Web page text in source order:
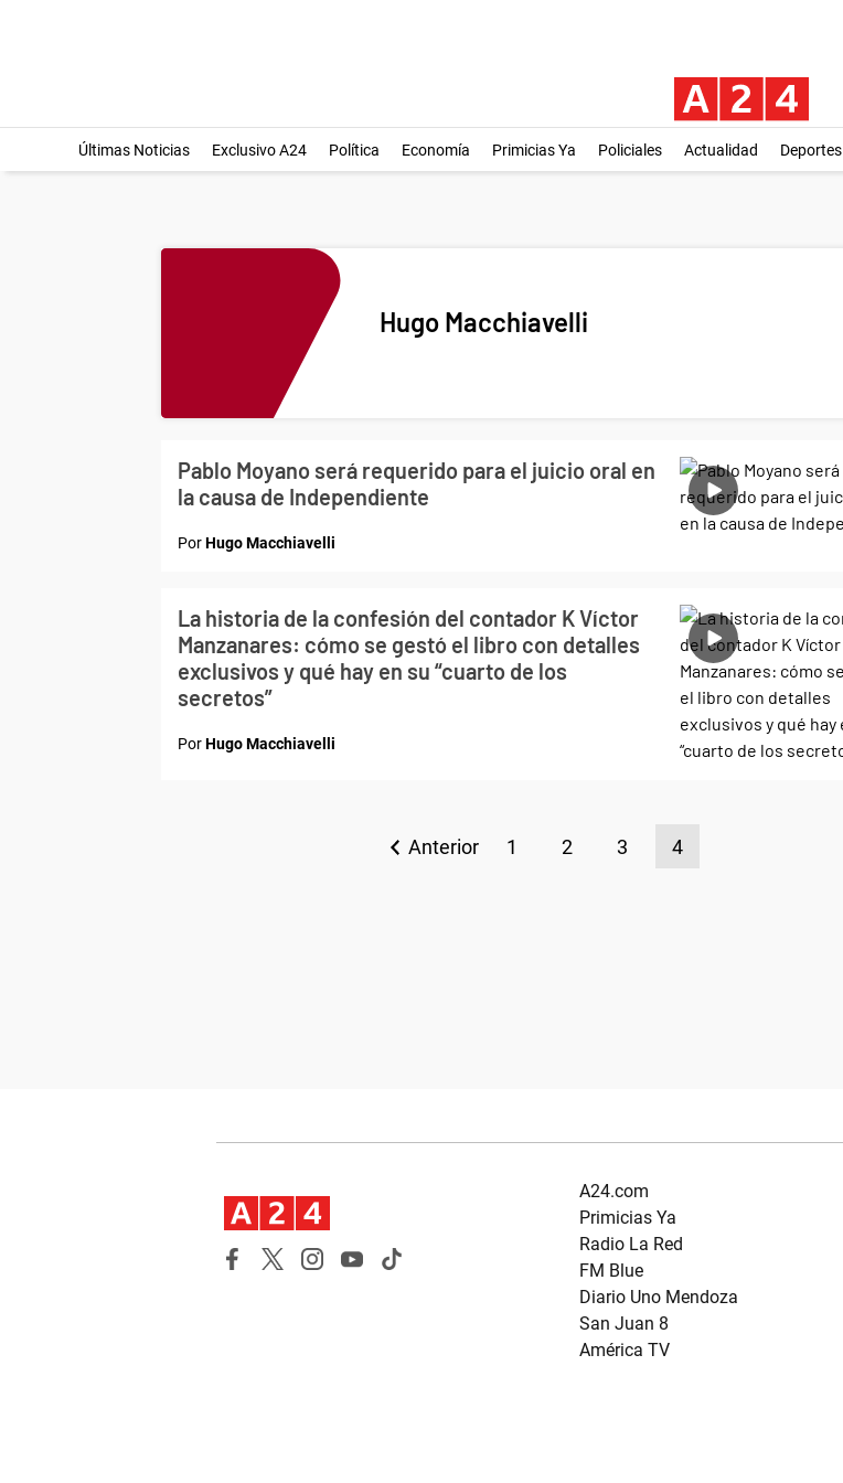
Últimas Noticias Exclusivo A24 Política Economía Primicias Ya Policiales Actualidad Deportes
Hugo Macchiavelli
Pablo Moyano será requerido para el juicio oral en
la causa de Independiente
PorHugo Macchiavelli
La historia de la confesión del contador K Víctor
Manzanares: cómo se gestó el libro con detalles
exclusivos y qué hay en su “cuarto de los
secretos”
PorHugo Macchiavelli
Anterior 1 2 3 4
A24.com
Primicias Ya
Radio La Red
FM Blue
Diario Uno Mendoza
San Juan 8
América TV